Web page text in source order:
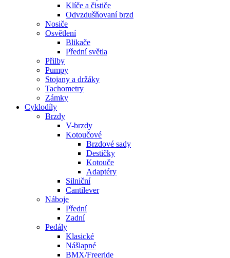
Klíče a čističe
Odvzdušňovaní brzd
Nosiče
Osvětlení
Blikače
Přední světla
Přilby
Pumpy
Stojany a držáky
Tachometry
Zámky
Cyklodíly
Brzdy
V-brzdy
Kotoučové
Brzdové sady
Destičky
Kotouče
Adaptéry
Silniční
Cantilever
Náboje
Přední
Zadní
Pedály
Klasické
Nášlapné
BMX/Freeride